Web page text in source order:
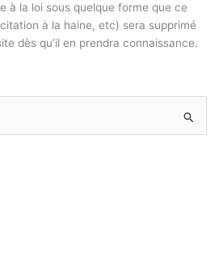
à la loi sous quelque forme que ce
à la haine, etc) sera supprimé
dès qu’il en prendra connaissance.